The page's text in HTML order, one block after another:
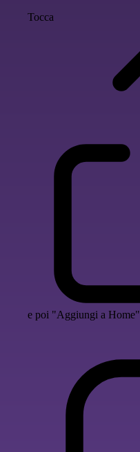
Tocca
e poi "Aggiungi a Home"